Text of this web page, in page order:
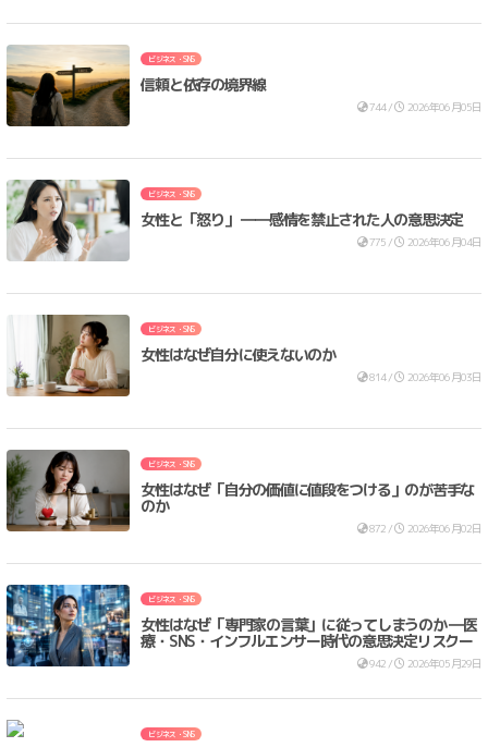
ビジネス・SNS
信頼と依存の境界線
744 / 2026年06月05日
ビジネス・SNS
女性と「怒り」 ――感情を禁止された人の意思決定
775 / 2026年06月04日
ビジネス・SNS
女性はなぜ自分に使えないのか
814 / 2026年06月03日
ビジネス・SNS
女性はなぜ「自分の価値に値段をつける」のが苦手な
のか
872 / 2026年06月02日
ビジネス・SNS
女性はなぜ「専門家の言葉」に従ってしまうのか ―医
療・SNS・インフルエンサー時代の意思決定リスクー
942 / 2026年05月29日
ビジネス・SNS